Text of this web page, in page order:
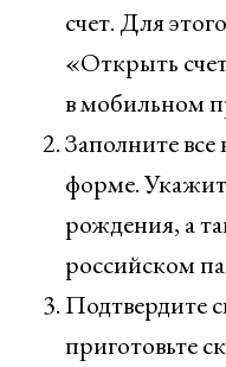
счет. Для
«Открыть
в мобильном
Заполните
форме.
рождения, а
российском
Подтвердите
приготовьте